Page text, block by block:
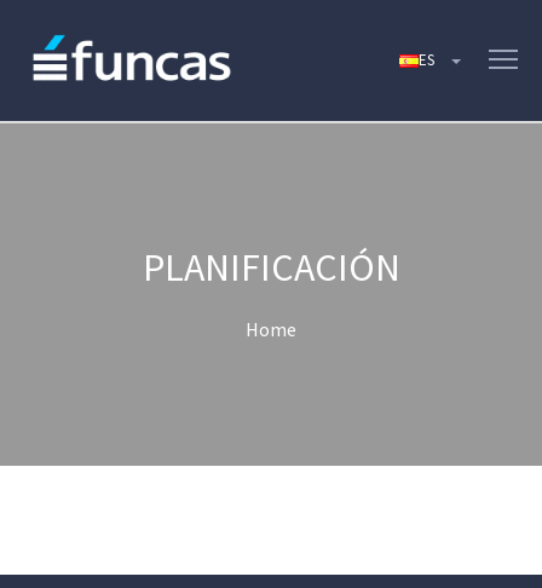
PLANIFICACIÓN
Home